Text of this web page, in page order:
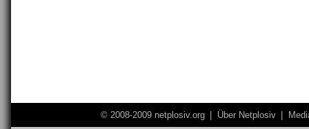
© 2008-2009 netplosiv.org Über Netplosiv